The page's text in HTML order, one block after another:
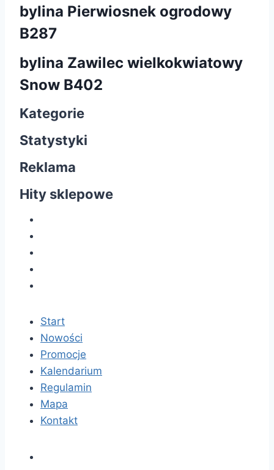
bylina Pierwiosnek ogrodowy
B287
bylina Zawilec wielkokwiatowy
Snow B402
Kategorie
Statystyki
Reklama
Hity sklepowe
Start
Nowości
Promocje
Kalendarium
Regulamin
Mapa
Kontakt